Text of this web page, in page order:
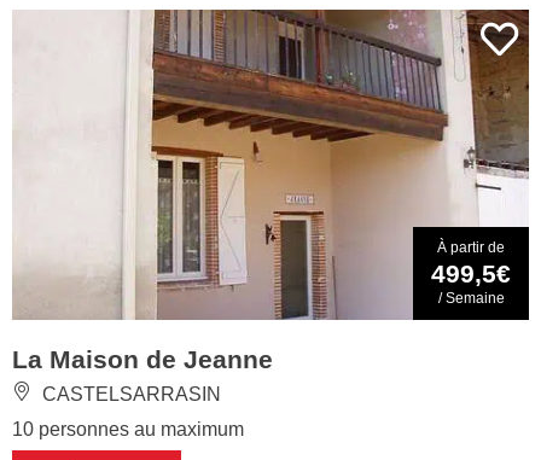
À partir de
499,5€
/ Semaine
La Maison de Jeanne
CASTELSARRASIN
10 personnes au maximum